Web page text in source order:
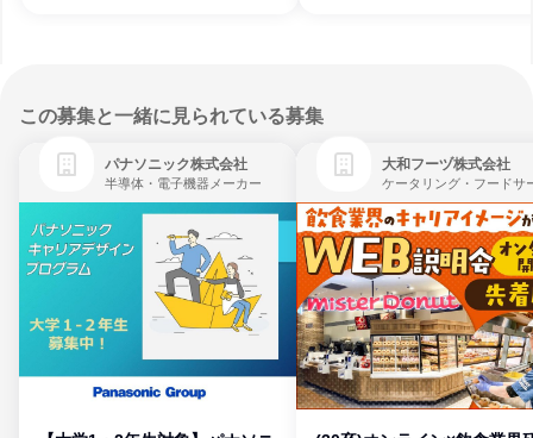
この募集と一緒に見られている募集
パナソニック株式会社
半導体・電子機器メーカー
大和フーヅ株式会社